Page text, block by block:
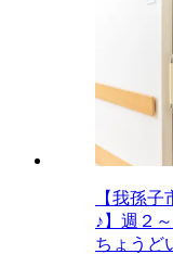
【我孫
♪】週２
ちょうど